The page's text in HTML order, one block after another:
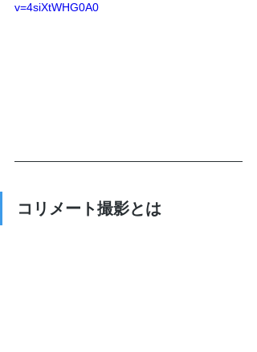
v=4siXtWHG0A0
コリメート撮影とは